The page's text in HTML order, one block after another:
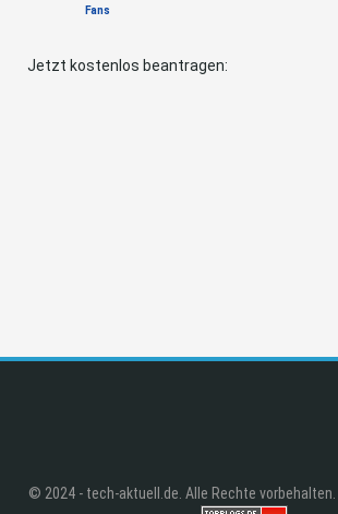
Fans
Jetzt kostenlos beantragen:
© 2024 - tech-aktuell.de. Alle Rechte vorbehalten. |